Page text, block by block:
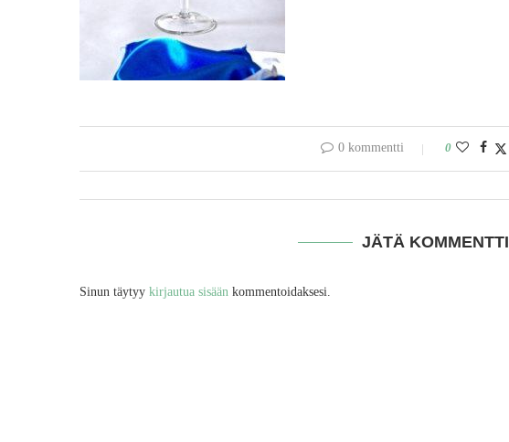
0 kommentti 0
JÄTÄ KOMMENTTI
Sinun täytyy kirjautua sisään kommentoidaksesi.